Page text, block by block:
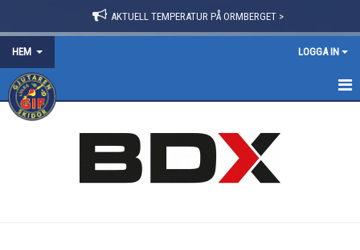
AKTUELL TEMPERATUR PÅ ORMBERGET >
HEM LOGGA IN
HEM